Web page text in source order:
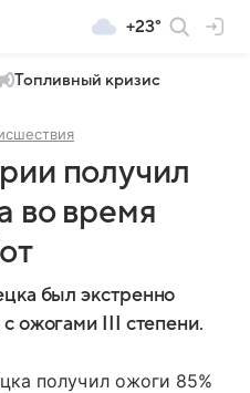
+23°
Топливный кризис
получил
во время
был экстренно
ожогами III степени.
получил ожоги 85%